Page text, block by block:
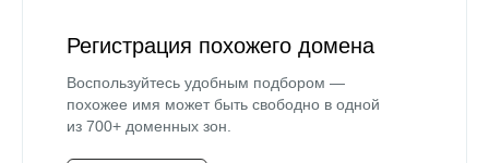
Регистрация похожего домена
Воспользуйтесь удобным подбором —
похожее имя может быть свободно в одной
из 700+ доменных зон.